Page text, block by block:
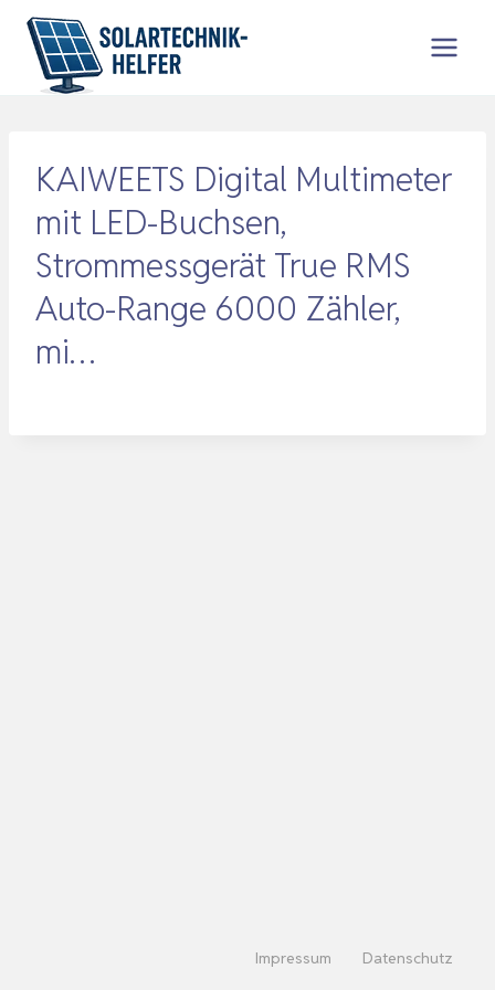
Zum
Inhalt
springen
KAIWEETS Digital Multimeter
mit LED-Buchsen,
Strommessgerät True RMS
Auto-Range 6000 Zähler,
mi…
Impressum Datenschutz